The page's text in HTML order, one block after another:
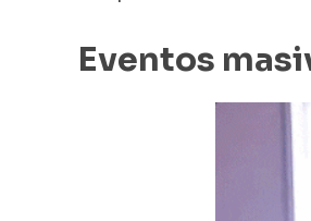
Eventos